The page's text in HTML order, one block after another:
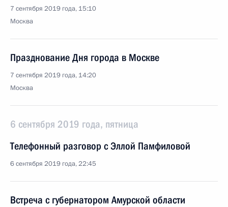
7 сентября 2019 года, 15:10
Москва
Празднование Дня города в Москве
7 сентября 2019 года, 14:20
Москва
6 сентября 2019 года, пятница
Телефонный разговор с Эллой Памфиловой
6 сентября 2019 года, 22:45
Встреча с губернатором Амурской области